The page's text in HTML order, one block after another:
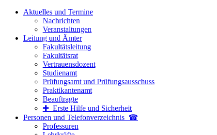
Aktuelles und Termine
Nachrichten
Veranstaltungen
Leitung und Ämter
Fakultätsleitung
Fakultätsrat
Vertrauensdozent
Studienamt
Prüfungsamt und Prüfungsausschuss
Praktikantenamt
Beauftragte
✚ Erste Hilfe und Sicherheit
Personen und Telefon­verzeichnis ☎
Professuren